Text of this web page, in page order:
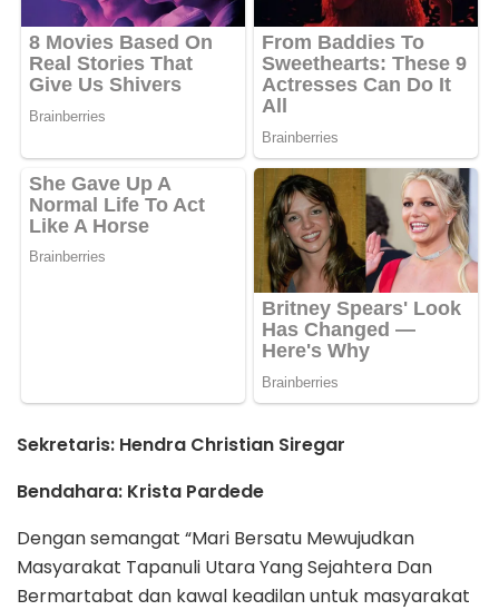
Sekretaris: Hendra Christian Siregar
Bendahara: Krista Pardede
Dengan semangat “Mari Bersatu Mewujudkan
Masyarakat Tapanuli Utara Yang Sejahtera Dan
Bermartabat dan kawal keadilan untuk masyarakat